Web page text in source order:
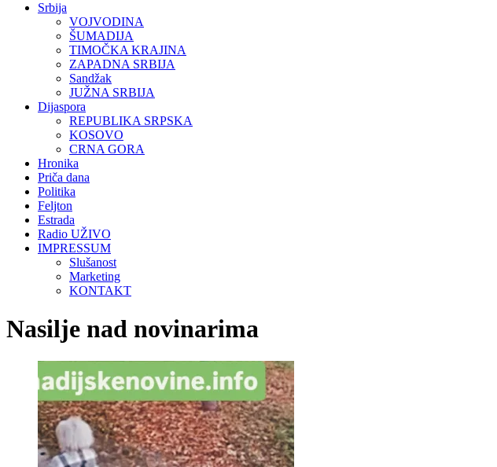
Srbija
VOJVODINA
ŠUMADIJA
TIMOČKA KRAJINA
ZAPADNA SRBIJA
Sandžak
JUŽNA SRBIJA
Dijaspora
REPUBLIKA SRPSKA
KOSOVO
CRNA GORA
Hronika
Priča dana
Politika
Feljton
Estrada
Radio UŽIVO
IMPRESSUM
Slušanost
Marketing
KONTAKT
Nasilje nad novinarima